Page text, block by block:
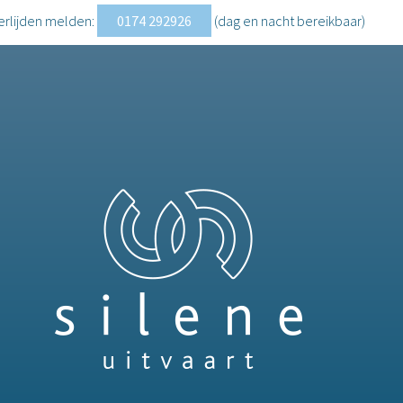
melden: 0174 292926 (dag en nachtbereikbaar)